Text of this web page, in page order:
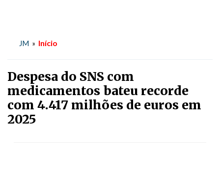
JM » Início
Despesa do SNS com
medicamentos bateu recorde
com 4.417 milhões de euros em
2025